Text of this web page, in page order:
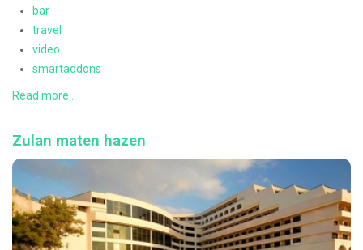
bar
travel
video
smartaddons
Read more...
Zulan maten hazen